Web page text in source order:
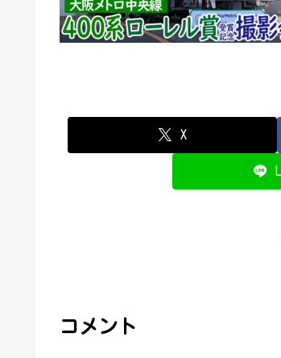
X
コメント